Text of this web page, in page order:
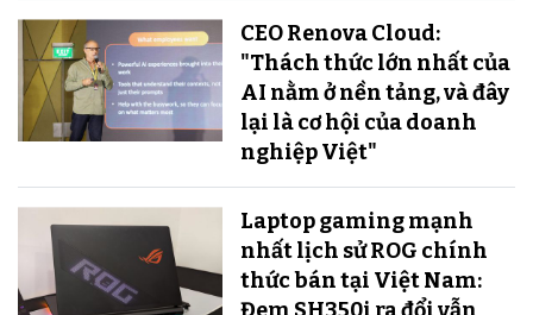
CEO Renova Cloud:
"Thách thức lớn nhất của
AI nằm ở nền tảng, và đây
lại là cơ hội của doanh
nghiệp Việt"
Laptop gaming mạnh
nhất lịch sử ROG chính
thức bán tại Việt Nam: